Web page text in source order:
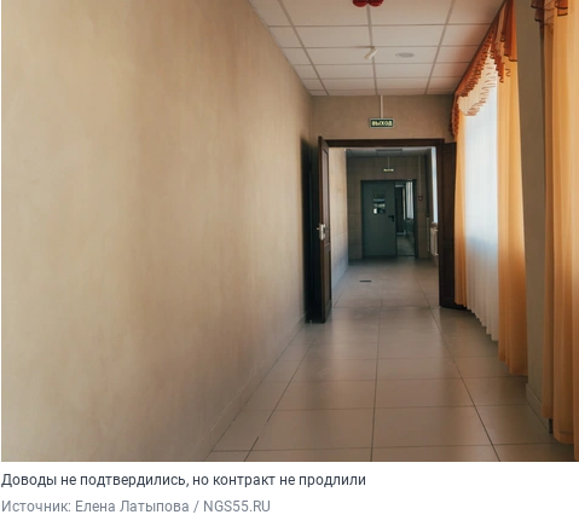
Доводы не подтвердились, но контракт не продлили
Источник: Елена Латыпова / NGS55.RU